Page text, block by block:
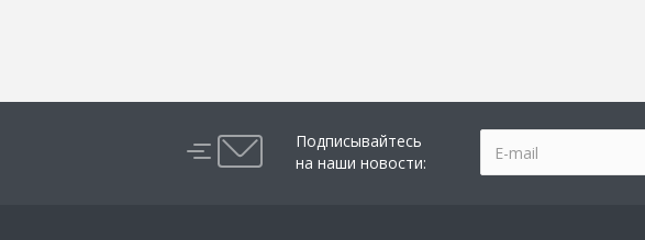
Подписывайтесь
на наши новости: